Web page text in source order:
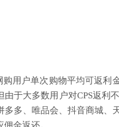
用户单次购物平均可返利
于大多数用户对CPS返利
多、唯品会、抖音商城、